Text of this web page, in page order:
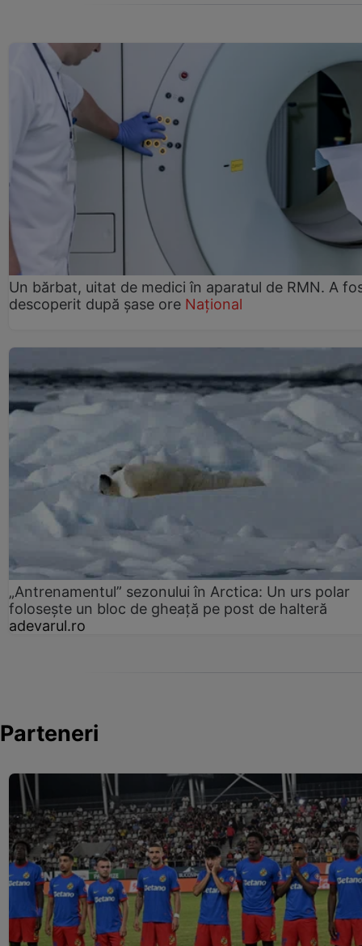
Un bărbat, uitat de medici în aparatul de RMN. A
descoperit după șase ore Național
„Antrenamentul” sezonului în Arctica: Un urs polar
folosește un bloc de gheață pe post de halteră
adevarul.ro
Parteneri